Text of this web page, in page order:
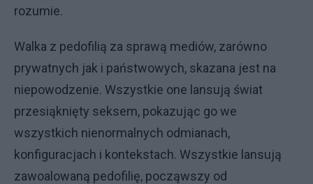
rozumie.
Walka z pedofilią za sprawą mediów, zarówno
prywatnych jak i państwowych, skazana jest na
niepowodzenie. Wszystkie one lansują świat
przesiąknięty seksem, pokazując go we
wszystkich nienormalnych odmianach,
konfiguracjach i kontekstach. Wszystkie lansują
zawoalowaną pedofilię, począwszy od